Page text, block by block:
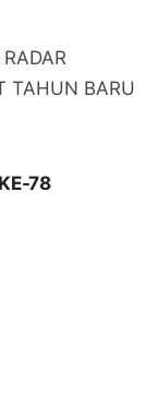
TAHUN BARU
78